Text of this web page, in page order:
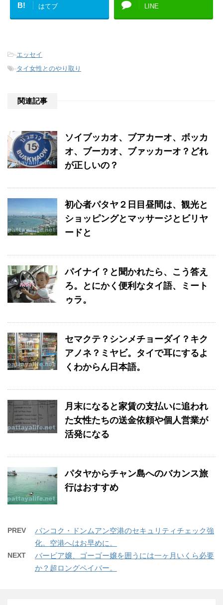
B! はてブ LINE
-エッセイ
-タイ女性とのやり取り
関連記事
ソイブッカオ、ブアカーオ、ボッカ
オ、ブーカオ、ブァッカーオ？どれ
が正しいの？
初心者パタヤ２日目昼間は、観光と
ショッピングとマッサージとビリヤ
ードと
パイナイ？と聞かれたら、こう答え
ろ。とにかく便利なタイ語、ミート
ゥラ。
セマクテ？シンメチョーダイ？キク
アノネ？ミヤビ。タイで耳にするよ
くわからん日本語。
月末になると家賃の支払いに追われ
た女性たちの送金依頼や個人営業が
活発になる
パタヤからチャン島へのバカンス旅
行はおすすめ
PREV
バンコク・ドンムアン空港のセキュリティチェック強
化。空港へはお早めに。
NEXT
バービア嬢、ゴーゴー嬢を囲うには一ヶ月いくら必要
か？超ロングペイバー。